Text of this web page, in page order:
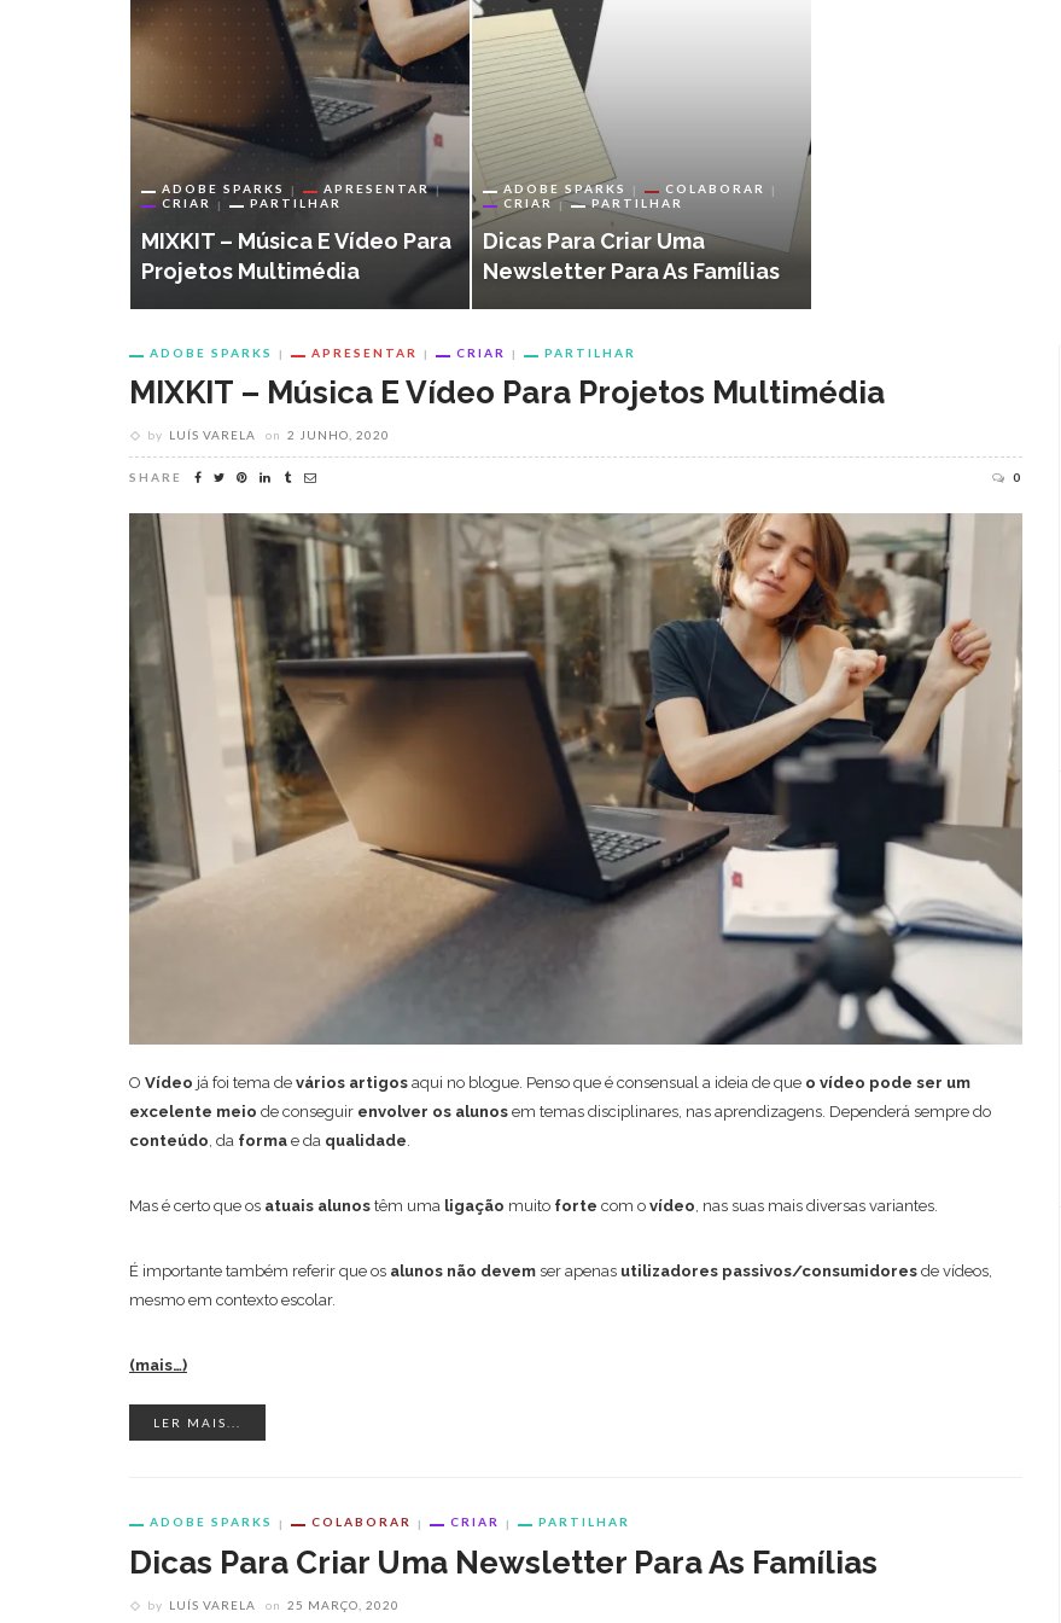
ADOBE SPARKS
APRESENTAR
CRIAR
PARTILHAR
MIXKIT – Música E Vídeo Para
Projetos Multimédia
ADOBE SPARKS
COLABORAR
CRIAR
PARTILHAR
Dicas Para Criar Uma
Newsletter Para As Famílias
ADOBE SPARKS APRESENTAR CRIAR PARTILHAR
MIXKIT – Música E Vídeo Para Projetos Multimédia
by LUÍS VARELA on 2 JUNHO, 2020
SHARE 0
O Vídeo já foi tema de vários artigos aqui no blogue. Penso que é consensual a ideia de que o vídeo pode ser um
excelente meio de conseguir envolver os alunos em temas disciplinares, nas aprendizagens. Dependerá sempre do
conteúdo, da forma e da qualidade.
Mas é certo que os atuais alunos têm uma ligação muito forte com o vídeo, nas suas mais diversas variantes.
É importante também referir que os alunos não devem ser apenas utilizadores passivos/consumidores de vídeos,
mesmo em contexto escolar.
(mais…)
LER MAIS...
ADOBE SPARKS COLABORAR CRIAR PARTILHAR
Dicas Para Criar Uma Newsletter Para As Famílias
by LUÍS VARELA on 25 MARÇO, 2020